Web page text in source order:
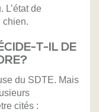
L’état de
chien.
T-IL DE
du SDTE. Mais
cités :